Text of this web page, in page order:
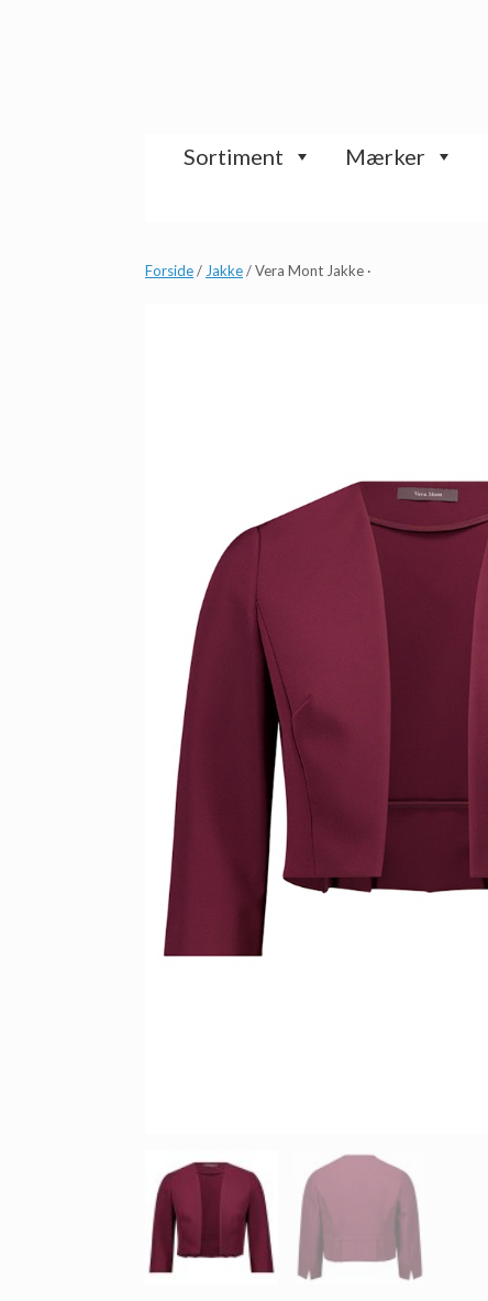
Sortiment Mærker
Forside/ Jakke/ Vera Mont Jakke ·